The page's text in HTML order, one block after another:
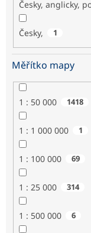
Česky, anglicky,
Česky, 1
Měřítko mapy
1 : 50 000 1418
1 : 1 000 000 1
1 : 100 000 69
1 : 25 000 314
1 : 500 000 6